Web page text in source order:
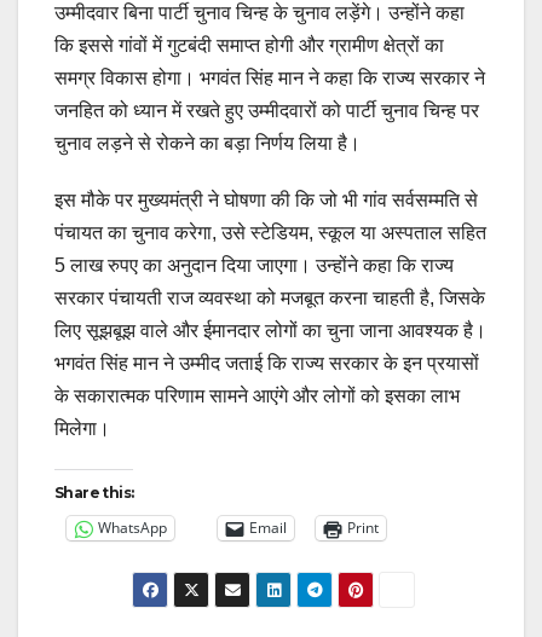
उम्मीदवार बिना पार्टी चुनाव चिन्ह के चुनाव लड़ेंगे। उन्होंने कहा
कि इससे गांवों में गुटबंदी समाप्त होगी और ग्रामीण क्षेत्रों का
समग्र विकास होगा। भगवंत सिंह मान ने कहा कि राज्य सरकार ने
जनहित को ध्यान में रखते हुए उम्मीदवारों को पार्टी चुनाव चिन्ह पर
चुनाव लड़ने से रोकने का बड़ा निर्णय लिया है।
इस मौके पर मुख्यमंत्री ने घोषणा की कि जो भी गांव सर्वसम्मति से
पंचायत का चुनाव करेगा, उसे स्टेडियम, स्कूल या अस्पताल सहित
5 लाख रुपए का अनुदान दिया जाएगा। उन्होंने कहा कि राज्य
सरकार पंचायती राज व्यवस्था को मजबूत करना चाहती है, जिसके
लिए सूझबूझ वाले और ईमानदार लोगों का चुना जाना आवश्यक है।
भगवंत सिंह मान ने उम्मीद जताई कि राज्य सरकार के इन प्रयासों
के सकारात्मक परिणाम सामने आएंगे और लोगों को इसका लाभ
मिलेगा।
Share this:
WhatsApp Email Print